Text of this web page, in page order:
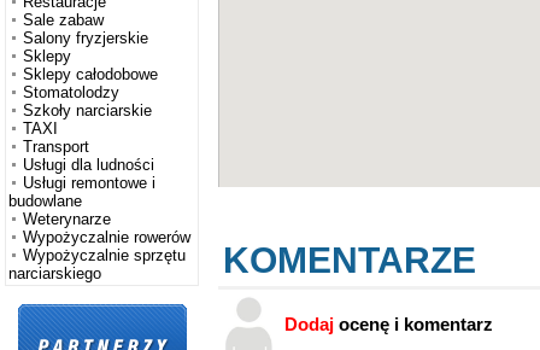
Sale zabaw
Salony fryzjerskie
Sklepy
Sklepy całodobowe
Stomatolodzy
Szkoły narciarskie
TAXI
Transport
Usługi dla ludności
Usługi remontowe i
budowlane
Weterynarze
Wypożyczalnie rowerów
Wypożyczalnie sprzętu
narciarskiego
KOMENTARZE
Dodaj ocenę i komentarz